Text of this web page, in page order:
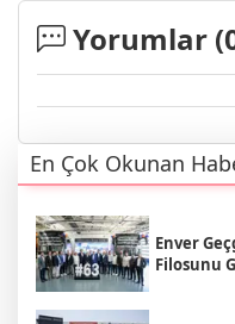
Yorumlar (
En Çok Okunan
Enver
Filosunu